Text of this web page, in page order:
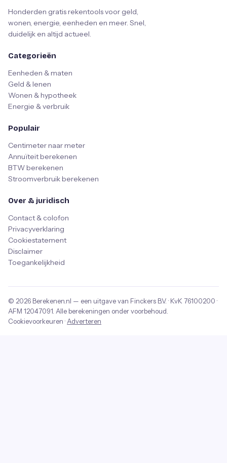
Honderden gratis rekentools voor geld,
wonen, energie, eenheden en meer. Snel,
duidelijk en altijd actueel.
Categorieën
Eenheden & maten
Geld & lenen
Wonen & hypotheek
Energie & verbruik
Populair
Centimeter naar meter
Annuïteit berekenen
BTW berekenen
Stroomverbruik berekenen
Over & juridisch
Contact & colofon
Privacyverklaring
Cookiestatement
Disclaimer
Toegankelijkheid
© 2026 Berekenen.nl — een uitgave van Finckers B.V. · KvK 76100200 ·
AFM 12047091 . Alle berekeningen onder voorbehoud.
Cookievoorkeuren · Adverteren